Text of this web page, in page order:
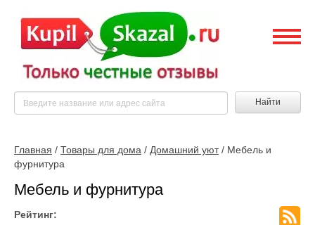
Найти
Главная / Товары для дома / Домашний уют/ Мебель и
фурнитура
Мебель и фурнитура
Рейтинг: